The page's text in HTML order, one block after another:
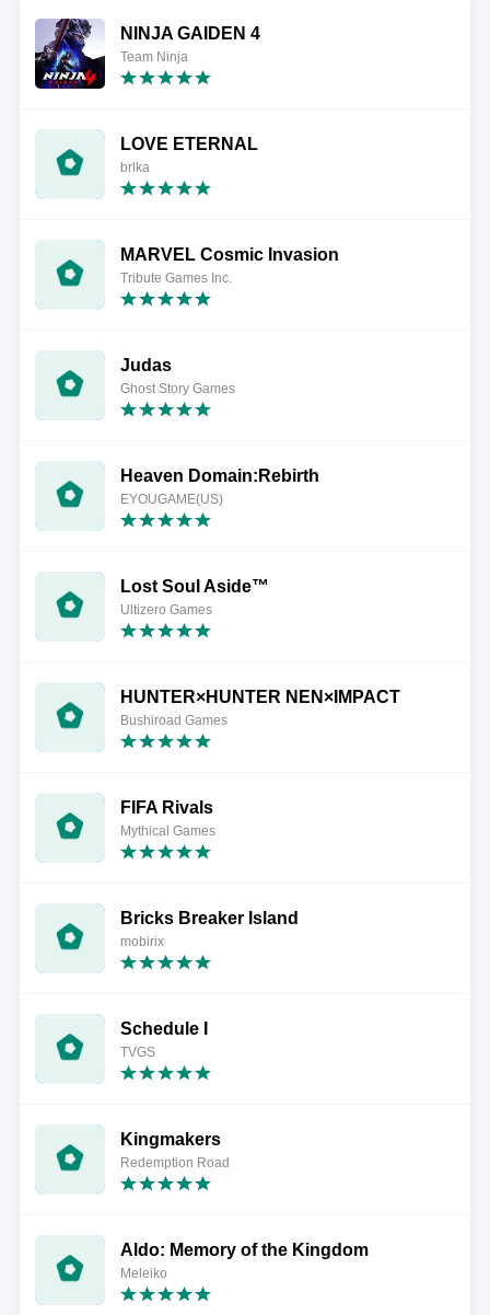
NINJA GAIDEN 4
Team Ninja
LOVE ETERNAL
brlka
MARVEL Cosmic Invasion
Tribute Games Inc.
Judas
Ghost Story Games
Heaven Domain:Rebirth
EYOUGAME(US)
Lost Soul Aside™
Ultizero Games
HUNTER×HUNTER NEN×IMPACT
Bushiroad Games
FIFA Rivals
Mythical Games
Bricks Breaker Island
mobirix
Schedule I
TVGS
Kingmakers
Redemption Road
Aldo: Memory of the Kingdom
Meleiko